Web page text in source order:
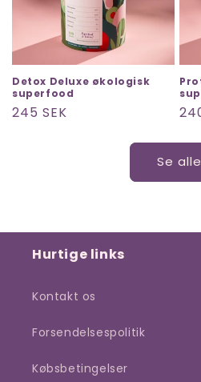
Detox Deluxe økologisk
superfood
Normalpris
245 SEK
Se alle
Hurtige links
Kontakt os
Forsendelsespolitik
Købsbetingelser